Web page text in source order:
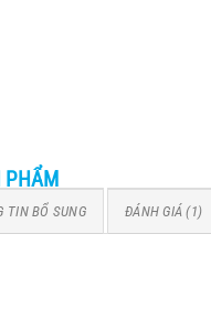
PHẨM
TIN BỔ SUNG ĐÁNH GIÁ (1)